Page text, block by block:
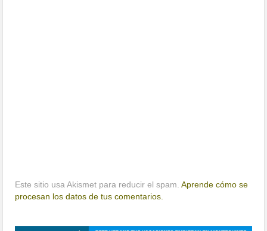
Este sitio usa Akismet para reducir el spam.Aprende cómo se
procesan los datos de tus comentarios.